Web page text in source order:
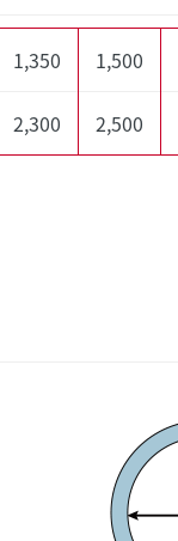
1,350 1,500
2,300 2,500